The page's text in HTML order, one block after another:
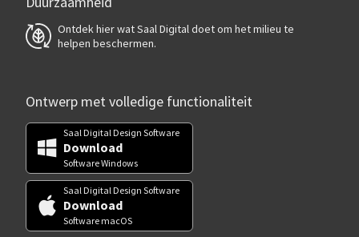
Ontdek hier wat Saal Digital doet om het milieu te
helpen beschermen.
Ontwerp met volledige functionaliteit
Saal Digital Design Software
Download
Software Windows
Saal Digital Design Software
Download
Software macOS